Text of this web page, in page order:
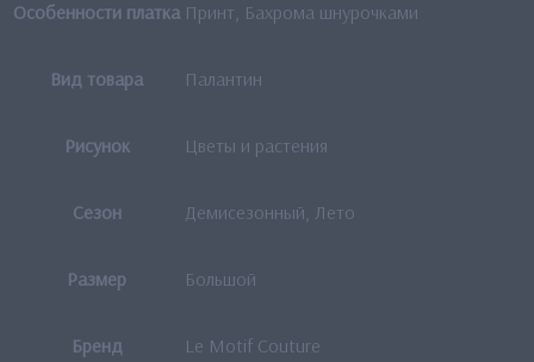
Особенности платка Принт, Бахрома шнурочками
Вид товара Палантин
Рисунок Цветы и растения
Сезон Демисезонный, Лето
Размер Большой
Бренд Le Motif Couture